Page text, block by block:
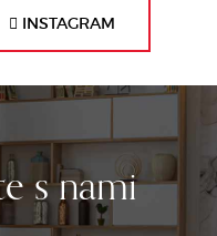
INSTAGRAM
s nami